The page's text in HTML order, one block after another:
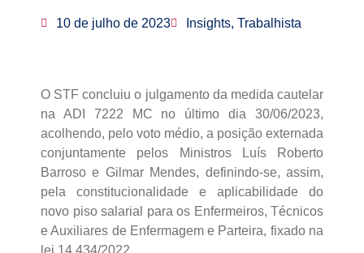
10 de julho de 2023 Insights, Trabalhista
O STF concluiu o julgamento da medida cautelar
na ADI 7222 MC no último dia 30/06/2023,
acolhendo, pelo voto médio, a posição externada
conjuntamente pelos Ministros Luís Roberto
Barroso e Gilmar Mendes, definindo-se, assim,
pela constitucionalidade e aplicabilidade do
novo piso salarial para os Enfermeiros, Técnicos
e Auxiliares de Enfermagem e Parteira, fixado na
lei 14.434/2022.